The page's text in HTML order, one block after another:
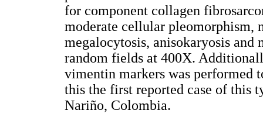
for component collagen
moderate cellular pleomorphism,
megalocytosis, anisokaryosis
random fields at 400X.
vimentin markers was performed
this the first reported case of this
Nariño, Colombia.